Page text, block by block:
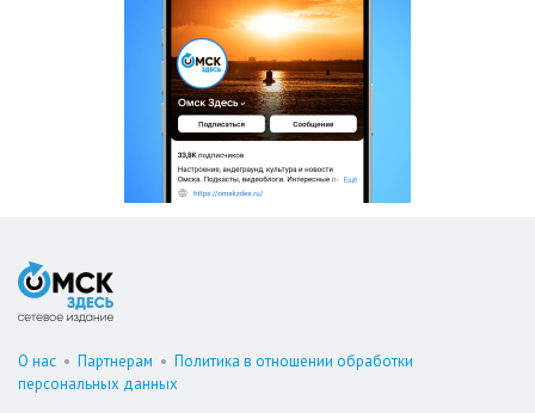
О нас • Партнерам • Политика в отношении обработки
персональных данных